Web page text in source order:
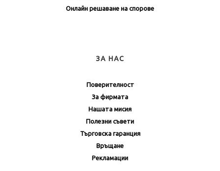
Онлайн решаване на спорове
ЗА НАС
Поверителност
За фирмата
Нашата мисия
Полезни съвети
Търговска гаранция
Връщане
Рекламации